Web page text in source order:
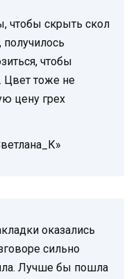
чтобы скрыть скол
чтобы
тоже не
цену грех
оказались
сильно
Лучше бы пошла